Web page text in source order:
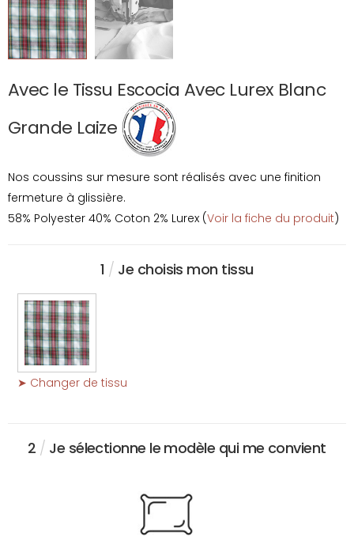
Avec le Tissu Escocia Avec Lurex Blanc
Grande Laize
Nos coussins sur mesure sont réalisés avec une finition
fermeture à glissière.
58% Polyester 40% Coton 2% Lurex (Voir la fiche du produit)
1 / Je choisis mon tissu
➤ Changer de tissu
2 / Je sélectionne le modèle qui me convient